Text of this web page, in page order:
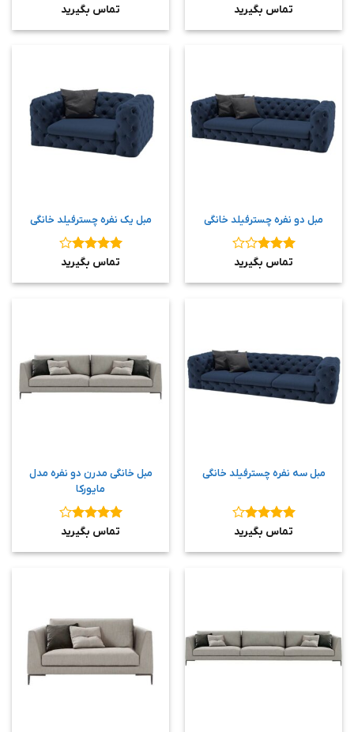
نمره 4
تماس بگیرید نمره 4
تماس بگیرید
مبل دو نفره چسترفیلد خانگی
نمره 3
تماس بگیرید
مبل یک نفره چسترفیلد خانگی
نمره 4
تماس بگیرید
مبل سه نفره چسترفیلد خانگی
نمره 4
تماس بگیرید
مبل خانگی مدرن دو نفره مدل
مایورکا
نمره 4
تماس بگیرید